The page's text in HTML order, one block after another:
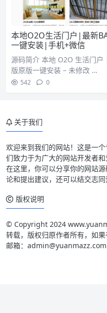
本地O2O生活门户|最新
一键安装|手机+微信
源码简介 本地 O2O 生活门
版原版一键安装 – 未修改 …
542 0
关于我们
欢迎来到我们的网站！这是一
们致力于为广大的网站开发者
在这里，你可以分享你的网站
论和提出建议，还可以结交志同
版权说明
© Copyright 2024
转载，版权归原作者所有，如
邮箱：admin@yuanmazz.com